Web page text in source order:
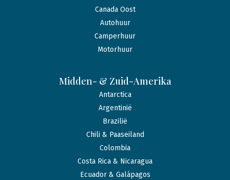
Canada Oost
Autohuur
Camperhuur
Motorhuur
Midden- & Zuid-Amerika
Antarctica
Argentinië
Brazilië
Chili & Paaseiland
Colombia
Costa Rica & Nicaragua
Ecuador & Galápagos